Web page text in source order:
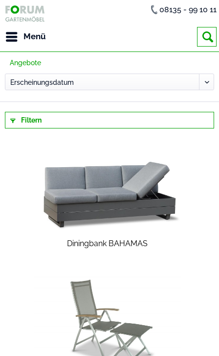
Menü
08135 - 99 10 11
Angebote
Filtern
Diningbank BAHAMAS